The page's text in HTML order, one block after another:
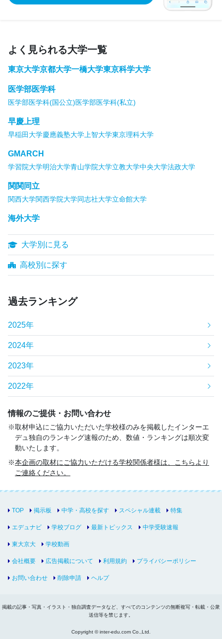
よく見られる大学一覧
東京大学京都大学一橋大学東京科学大学
医学部医学科
医学部医学科(国公立)医学部医学科(私立)
早慶上理
早稲田大学慶應義塾大学上智大学東京理科大学
GMARCH
学習院大学明治大学青山学院大学立教大学中央大学法政大学
関関同立
関西大学関西学院大学同志社大学立命館大学
海外大学
大学別に見る
高校別に探す
過去ランキング
2025年
2024年
2023年
2022年
情報のご提供・お問い合わせ
取材申込にご協力いただいた学校様のみを掲載したインターエ
デュ独自のランキング速報のため、数値・ランキングは順次変
動いたします。
本企画の取材にご協力いただける学校関係者様は、こちらより
ご連絡ください。
TOP 掲示板 中学・高校を探す スペシャル連載 特集
エデュナビ 学校ブログ 最新トピックス 中学受験速報
東大京大 学校動画
会社概要 広告掲載について 利用規約 プライバシーポリシー
お問い合わせ 削除申請 ヘルプ
掲載の記事・写真・イラスト・独自調査データなど、すべてのコンテンツの無断複写・転載・公衆
送信等を禁じます。
Copyright © inter-edu.com Co.,Ltd.